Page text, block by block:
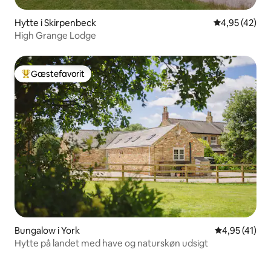
Hytte i Skirpenbeck 4,95 ud af 5 i
4,95 (42)
High Grange Lodge
Bedste gæstefavorit
Gæstefavorit
Bungalow i York 4,95 ud af 5
4,95 (41)
Hytte på landet med have og naturskøn udsigt